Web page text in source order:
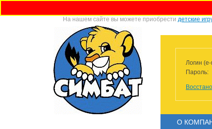
На нашем сайте вы можете приобрести детские
Логин
Пароль:
О